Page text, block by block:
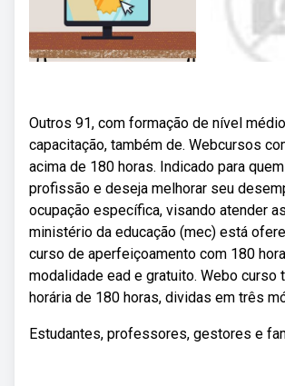
Outros 91, com formação de nível
capacitação, também de. Webcursos
acima de 180 horas. Indicado para
profissão e deseja melhorar seu
ocupação específica, visando atender
ministério da educação (mec) está
curso de aperfeiçoamento com 180
modalidade ead e gratuito. Webo curso
horária de 180 horas, dividas em três
Estudantes, professores, gestores e